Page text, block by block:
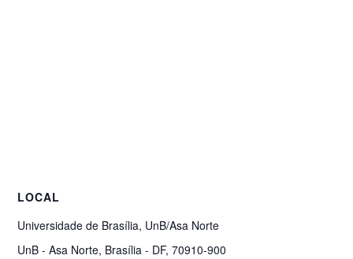
LOCAL
Universidade de Brasília, UnB/Asa Norte
UnB - Asa Norte, Brasília - DF, 70910-900